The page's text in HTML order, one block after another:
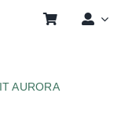
AURORA